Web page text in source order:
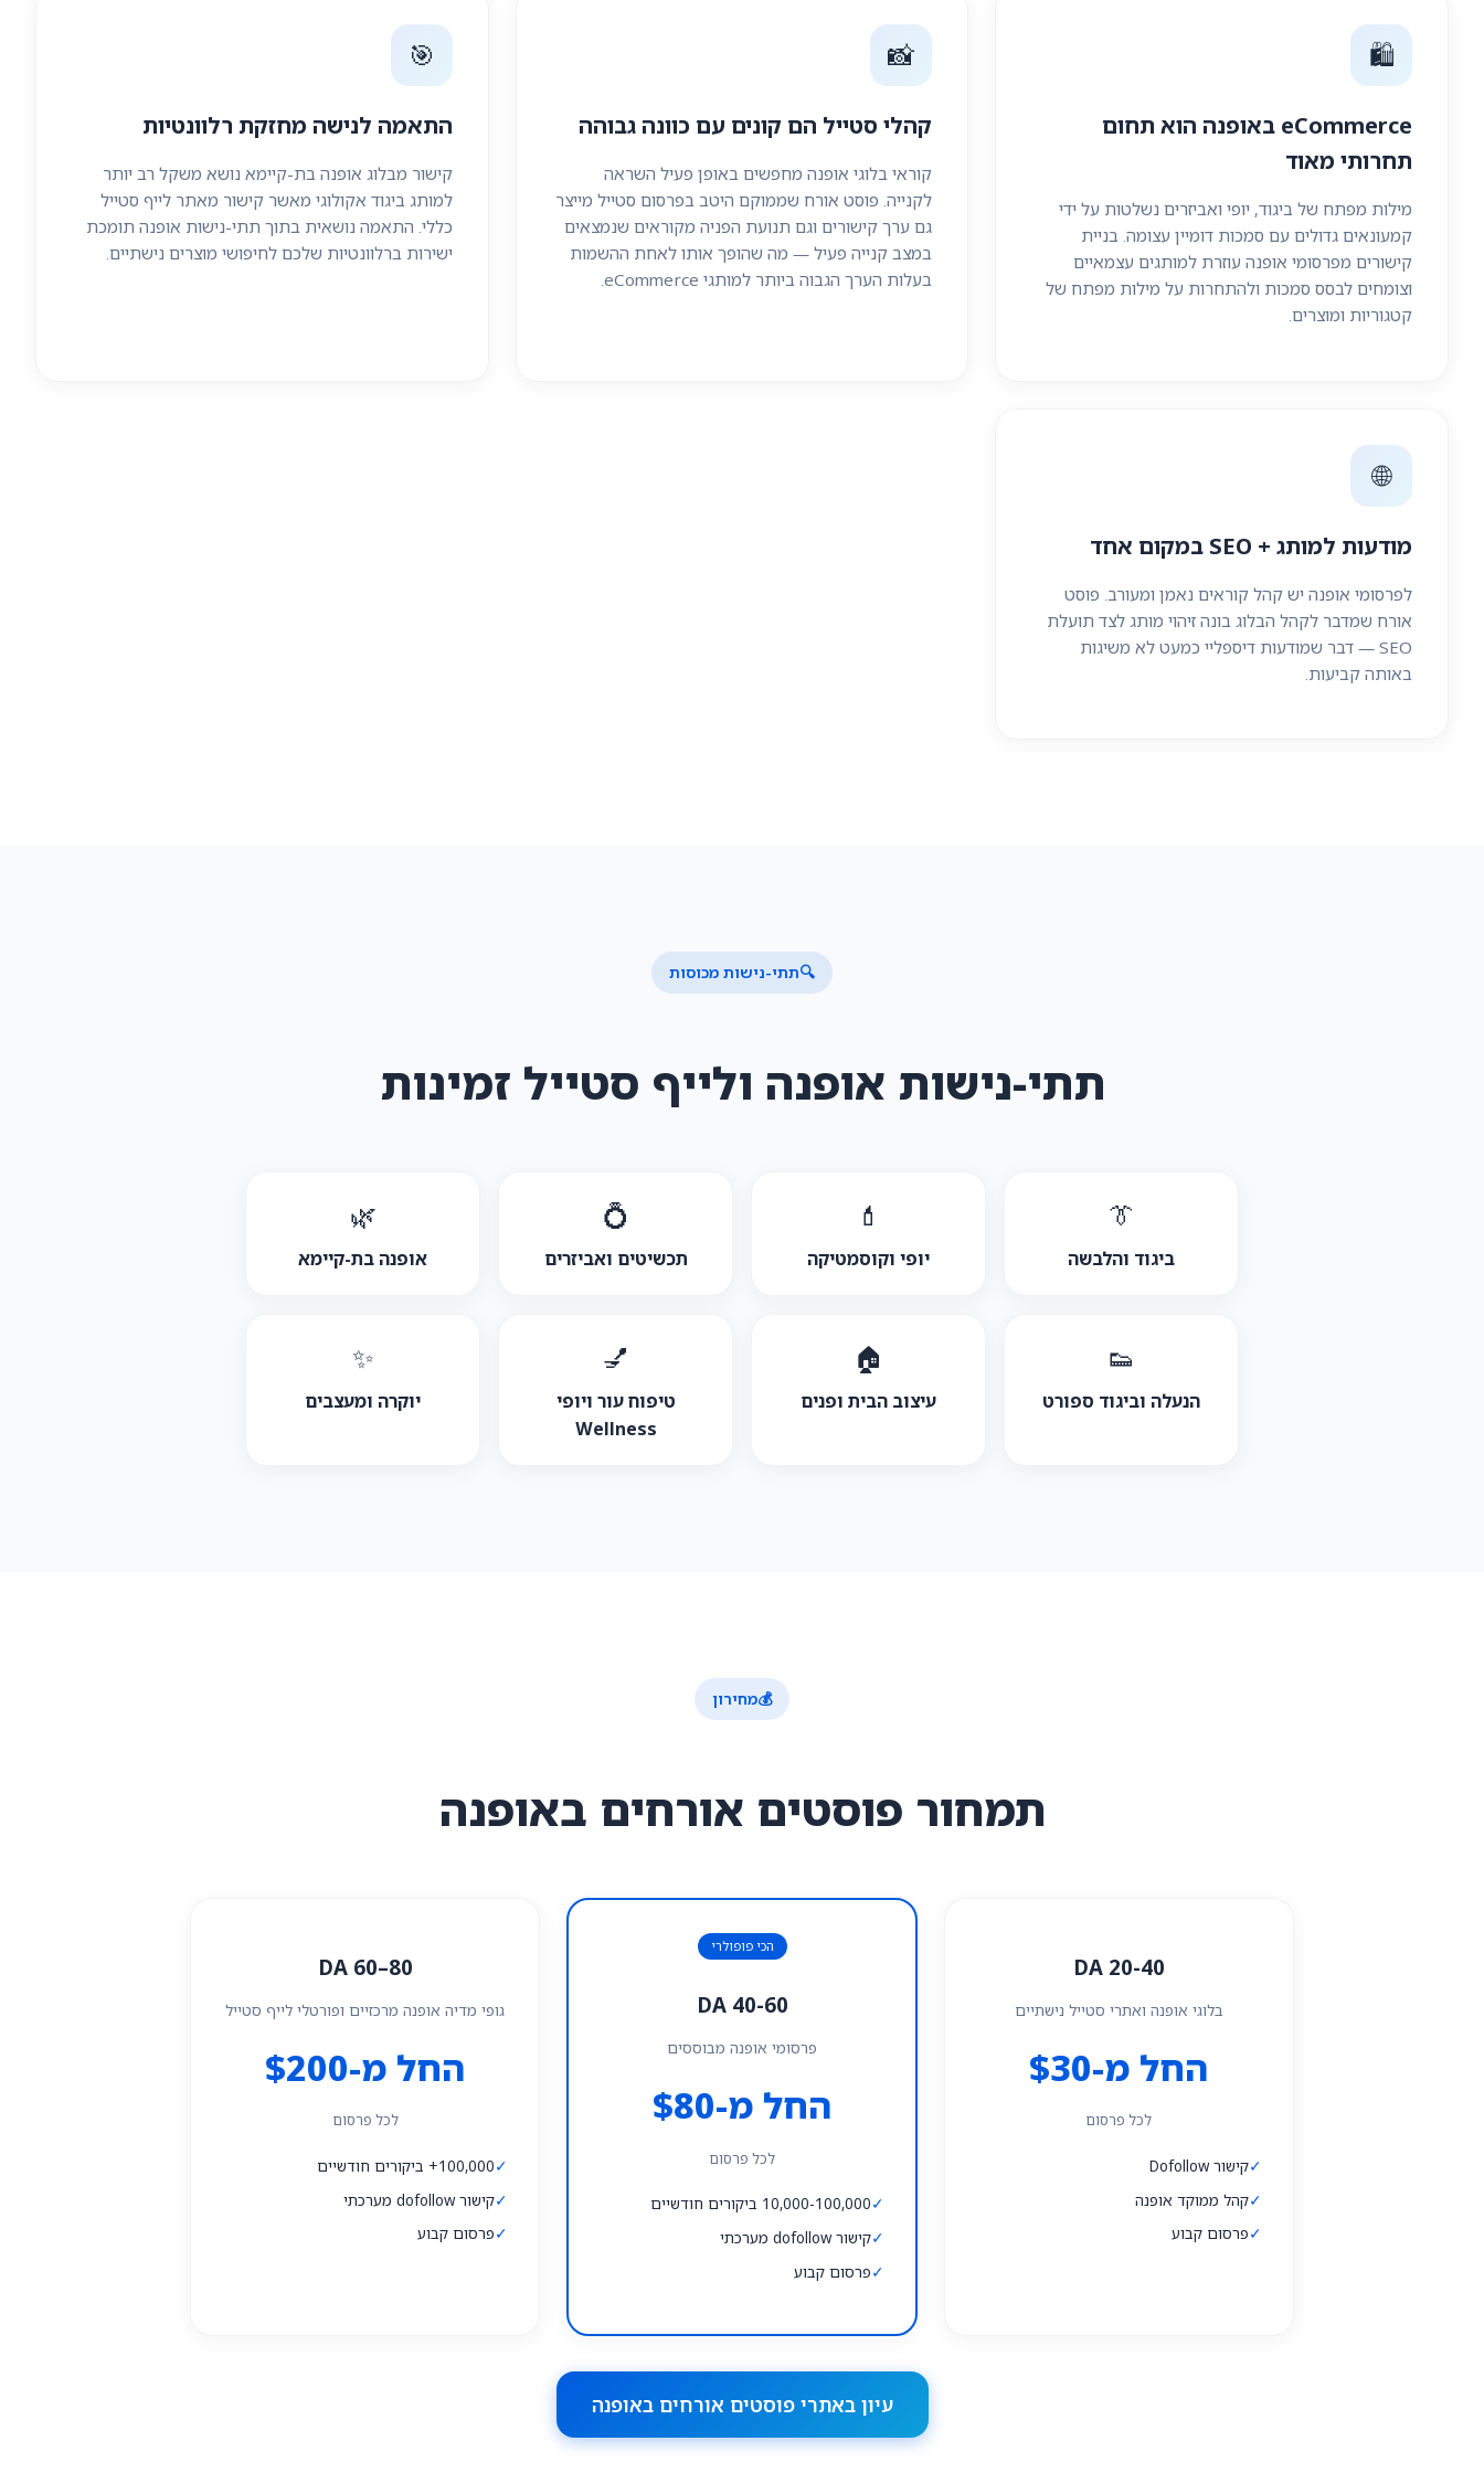
🛍️
eCommerce באופנה הוא תחום
תחרותי מאוד
מילות מפתח של ביגוד, יופי ואביזרים נשלטות על ידי
קמעונאים גדולים עם סמכות דומיין עצומה. בניית
קישורים מפרסומי אופנה עוזרת למותגים עצמאיים
וצומחים לבסס סמכות ולהתחרות על מילות מפתח של
קטגוריות ומוצרים.
📸
קהלי סטייל הם קונים עם כוונה גבוהה
קוראי בלוגי אופנה מחפשים באופן פעיל השראה
לקנייה. פוסט אורח שממוקם היטב בפרסום סטייל מייצר
גם ערך קישורים וגם תנועת הפניה מקוראים שנמצאים
במצב קנייה פעיל — מה שהופך אותו לאחת ההשמות
בעלות הערך הגבוה ביותר למותגי eCommerce.
🎯
התאמה לנישה מחזקת רלוונטיות
קישור מבלוג אופנה בת-קיימא נושא משקל רב יותר
למותג ביגוד אקולוגי מאשר קישור מאתר לייף סטייל
כללי. התאמה נושאית בתוך תתי-נישות אופנה תומכת
ישירות ברלוונטיות שלכם לחיפושי מוצרים נישתיים.
🌐
מודעות למותג + SEO במקום אחד
לפרסומי אופנה יש קהל קוראים נאמן ומעורב. פוסט
אורח שמדבר לקהל הבלוג בונה זיהוי מותג לצד תועלת
SEO — דבר שמודעות דיספליי כמעט לא משיגות
באותה קביעות.
🔍תתי-נישות מכוסות
תתי-נישות אופנה ולייף סטייל זמינות
👔
ביגוד והלבשה
💄
יופי וקוסמטיקה
💍
תכשיטים ואביזרים
🌿
אופנה בת-קיימא
👟
הנעלה וביגוד ספורט
🏠
עיצוב הבית ופנים
💅
טיפוח עור ויופי
Wellness
✨
יוקרה ומעצבים
💰מחירון
תמחור פוסטים אורחים באופנה
DA 20-40
בלוגי אופנה ואתרי סטייל נישתיים
החל מ-$30
לכל פרסום
✓קישור Dofollow
✓קהל ממוקד אופנה
✓פרסום קבוע
הכי פופולרי
DA 40-60
פרסומי אופנה מבוססים
החל מ-$80
לכל פרסום
✓10,000-100,000 ביקורים חודשיים
✓קישור dofollow מערכתי
✓פרסום קבוע
DA 60–80
גופי מדיה אופנה מרכזיים ופורטלי לייף סטייל
החל מ-$200
לכל פרסום
✓100,000+ ביקורים חודשיים
✓קישור dofollow מערכתי
✓פרסום קבוע
עיון באתרי פוסטים אורחים באופנה